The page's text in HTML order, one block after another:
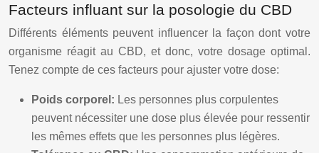
Facteurs influant sur la posologie du CBD
Différents éléments peuvent influencer la façon dont votre
organisme réagit au CBD, et donc, votre dosage optimal.
Tenez compte de ces facteurs pour ajuster votre dose:
Poids corporel: Les personnes plus corpulentes
peuvent nécessiter une dose plus élevée pour ressentir
les mêmes effets que les personnes plus légères.